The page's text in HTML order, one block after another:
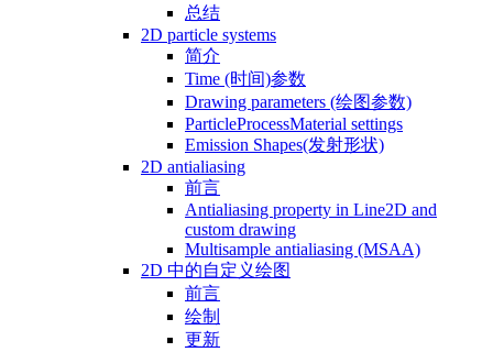
总结
2D particle systems
简介
Time (时间)参数
Drawing parameters (绘图参数)
ParticleProcessMaterial settings
Emission Shapes(发射形状)
2D antialiasing
前言
Antialiasing property in Line2D and
custom drawing
Multisample antialiasing (MSAA)
2D 中的自定义绘图
前言
绘制
更新